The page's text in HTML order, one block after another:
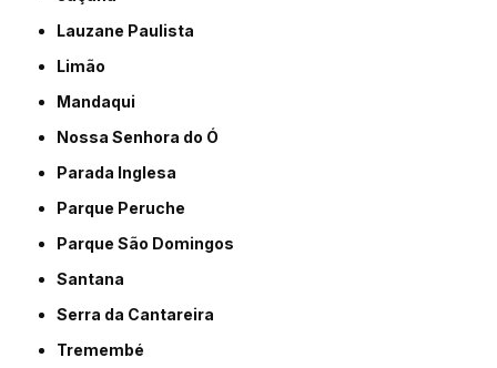
Lauzane Paulista
Limão
Mandaqui
Nossa Senhora do Ó
Parada Inglesa
Parque Peruche
Parque São Domingos
Santana
Serra da Cantareira
Tremembé